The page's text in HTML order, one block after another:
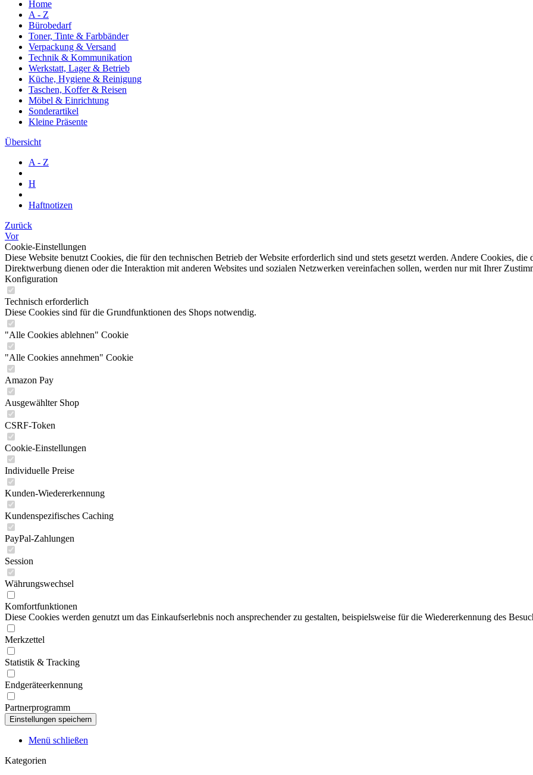
Home
A - Z
Bürobedarf
Toner, Tinte & Farbbänder
Verpackung & Versand
Technik & Kommunikation
Werkstatt, Lager & Betrieb
Küche, Hygiene & Reinigung
Taschen, Koffer & Reisen
Möbel & Einrichtung
Sonderartikel
Kleine Präsente
Übersicht
A - Z
H
Haftnotizen
Zurück
Vor
Cookie-Einstellungen
Diese Website benutzt Cookies, die für den technischen Betrieb der Website erforderlich sind und stets gesetzt werden. Andere Cookies,
Direktwerbung dienen oder die Interaktion mit anderen Websites und sozialen Netzwerken vereinfachen sollen, werden nur mit Ihrer
Konfiguration
Technisch erforderlich
Diese Cookies sind für die Grundfunktionen des Shops notwendig.
"Alle Cookies ablehnen" Cookie
"Alle Cookies annehmen" Cookie
Amazon Pay
Ausgewählter Shop
CSRF-Token
Cookie-Einstellungen
Individuelle Preise
Kunden-Wiedererkennung
Kundenspezifisches Caching
PayPal-Zahlungen
Session
Währungswechsel
Komfortfunktionen
Diese Cookies werden genutzt um das Einkaufserlebnis noch ansprechender zu gestalten, beispielsweise für die Wiedererkennung des
Merkzettel
Statistik & Tracking
Endgeräteerkennung
Partnerprogramm
Menü schließen
Kategorien